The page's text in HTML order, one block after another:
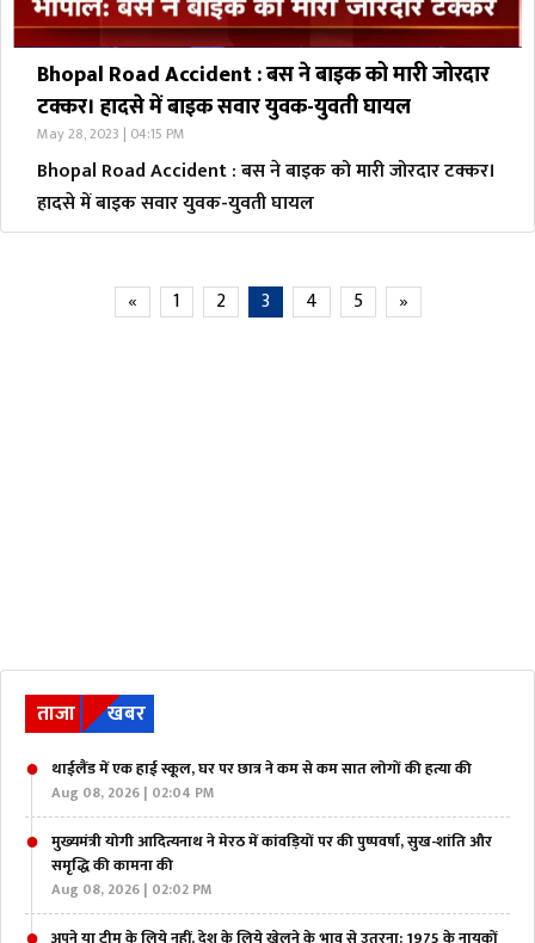
Bhopal Road Accident : बस ने बाइक को मारी जोरदार
टक्कर। हादसे में बाइक सवार युवक-युवती घायल
May 28, 2023 | 04:15 PM
Bhopal Road Accident : बस ने बाइक को मारी जोरदार टक्कर।
हादसे में बाइक सवार युवक-युवती घायल
« 1 2 3 4 5 »
ताजा खबर
थाईलैंड में एक हाई स्कूल, घर पर छात्र ने कम से कम सात लोगों की हत्या की
Aug 08, 2026 | 02:04 PM
मुख्यमंत्री योगी आदित्यनाथ ने मेरठ में कांवड़ियों पर की पुष्पवर्षा, सुख-शांति और
समृद्धि की कामना की
Aug 08, 2026 | 02:02 PM